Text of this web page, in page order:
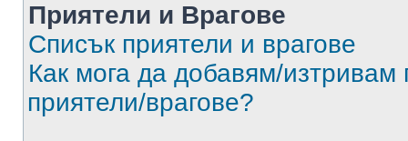
Приятели и Врагове
Списък приятели и врагове
Как мога да добавям/изтривам
приятели/врагове?